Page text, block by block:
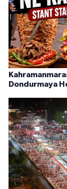
Dondurmaya